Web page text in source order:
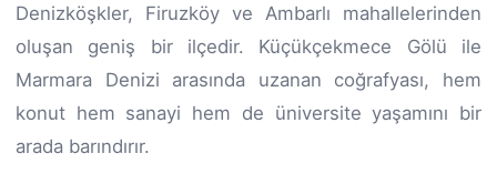
Denizköşkler, Firuzköy ve Ambarlı mahallelerinden
oluşan geniş bir ilçedir. Küçükçekmece Gölü ile
Marmara Denizi arasında uzanan coğrafyası, hem
konut hem sanayi hem de üniversite yaşamını bir
arada barındırır.